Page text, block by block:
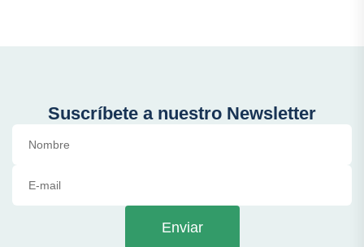
Suscríbete a nuestro Newsletter
Enviar